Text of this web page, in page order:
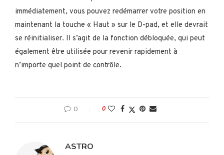
immédiatement, vous pouvez redémarrer votre position en
maintenant la touche « Haut » sur le D-pad, et elle devrait
se réinitialiser. Il s’agit de la fonction débloquée, qui peut
également être utilisée pour revenir rapidement à
n’importe quel point de contrôle.
0 0
ASTRO